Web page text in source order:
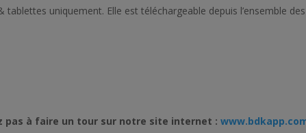
tablettes uniquement. Elle est téléchargeable depuis l’ensemble des
pas à faire un tour sur notre site internet :